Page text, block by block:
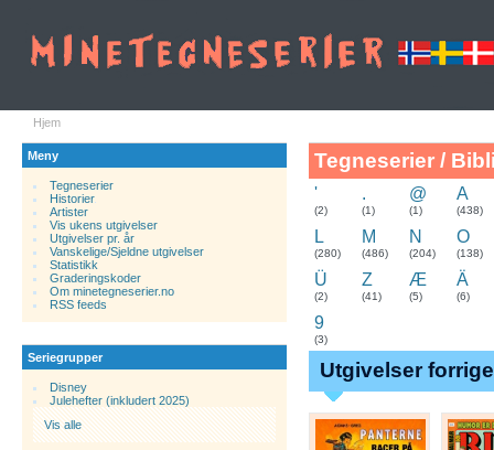
Hjem
Meny
Tegneserier
Historier.
Artister
Vis ukens utgivelser
Utgivelser pr. år
Vanskelige/Sjeldne utgivelser
Statistikk
Graderingskoder
Om minetegneserier.no
RSS feeds
Seriegrupper
Disney
Julehefter (inkludert 2025)
Vis alle
Tegneserier /
'
(2)
.
(1)
@
(1)
A
(438)
L
(280)
M
(486)
N
(204)
O
(138)
Ü
(2)
Z
(41)
Æ
(5)
Ä
(6)
9
(3)
Utgivelser